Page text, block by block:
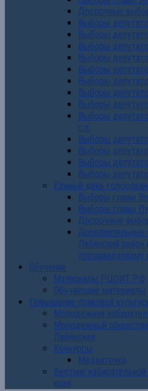
Досрочные
Выборы
Выборы
Выборы
Выборы
Выборы
Выборы
Выборы
Выборы
Выборы
с.п.
Выборы
Выборы
Выборы
Выборы
Единый день
Выборы главы
Выборы главы
Досрочные
Лабинский
трехмандатному
Обучение
Материалы РЦОИТ РФ
Обучающие материалы
Повышение правовой
Молодежная
Молодежный
Лабинская
Конкурсы
Медиаточка
Вестник
края